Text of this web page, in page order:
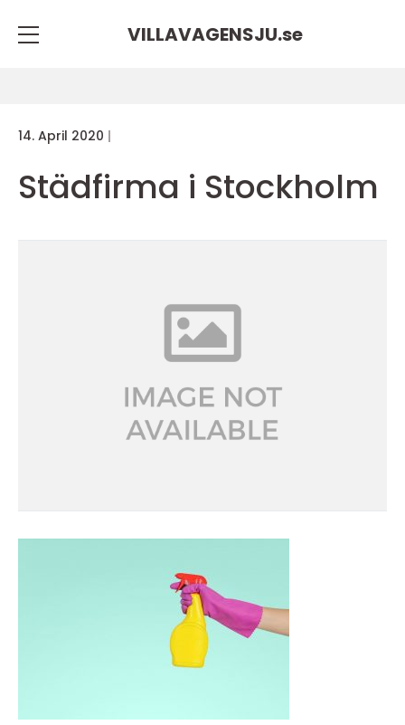
VILLAVAGENSJU.se
14. April 2020
Städfirma i Stockholm